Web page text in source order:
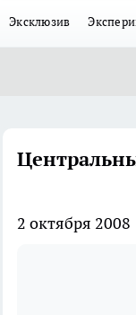
Эксклюзив
2 октября 2008